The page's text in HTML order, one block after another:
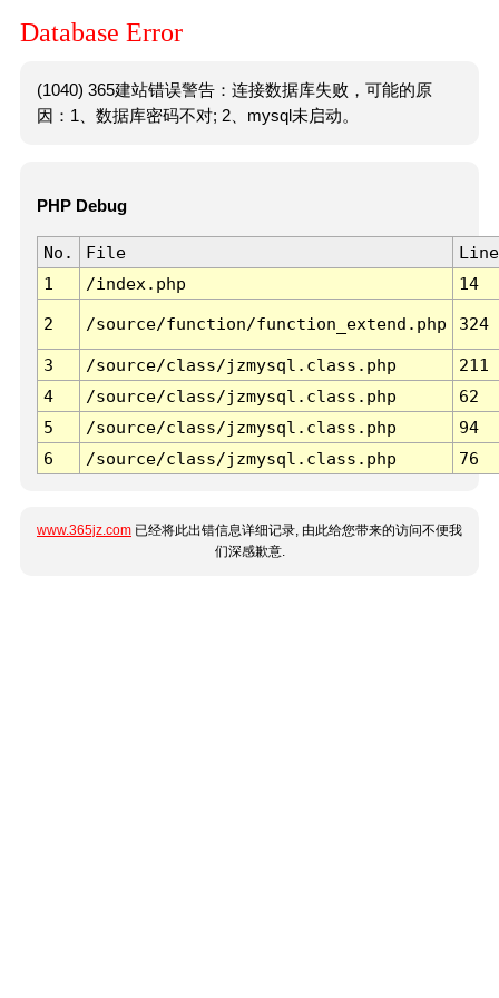
Database Error
(1040) 365建站错误警告：连接数据库失败，可能的原
因：1、数据库密码不对; 2、mysql未启动。
PHP Debug
No. File
Line
1
/index.php 14
2 /source/function/function_extend.php 324
3 /source/class/jzmysql.class.php
211
4
/source/class/jzmysql.class.php
62
5
/source/class/jzmysql.class.php
94
6
/source/class/jzmysql.class.php 76
www.365jz.com 已经将此出错信息详细记录, 由此给您带来的访问不便我
们深感歉意.